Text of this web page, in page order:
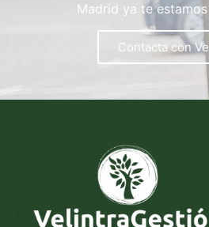
Madrid ya te
Contacta con